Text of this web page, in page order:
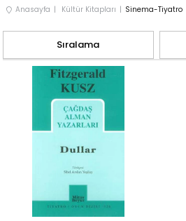
Anasayfa Kültür Kitapları Sinema-Tiyatro
Sıralama